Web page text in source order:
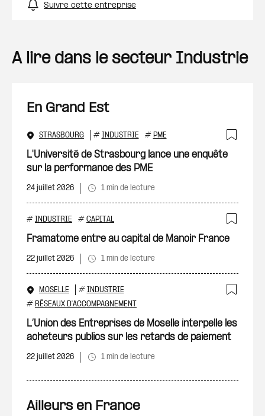
Suivre cette entreprise
A lire dans le secteur Industrie
En Grand Est
STRASBOURG # INDUSTRIE # PME
L'Université de Strasbourg lance une enquête
sur la performance des PME
24 juillet 2026 1 min de lecture
# INDUSTRIE # CAPITAL
Framatome entre au capital de Manoir France
22 juillet 2026 1 min de lecture
MOSELLE # INDUSTRIE
# RÉSEAUX D'ACCOMPAGNEMENT
L’Union des Entreprises de Moselle interpelle les
acheteurs publics sur les retards de paiement
22 juillet 2026 1 min de lecture
Ailleurs en France